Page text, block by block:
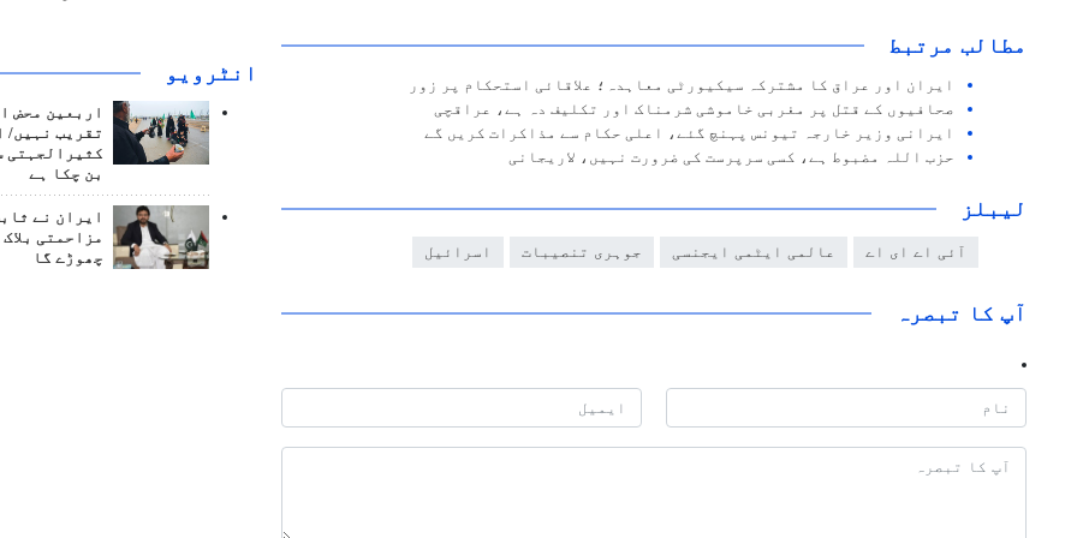
مطالب مرتبط
ایران اور عراق کا مشترکہ سیکیورٹی معاہدہ؛ علاقائی استحکام پر زور
صحافیوں کے قتل پر مغربی خاموشی شرمناک اور تکلیف دہ ہے، عراقچی
ایرانی وزیر خارجہ تیونس پہنچ گئے، اعلی حکام سے مذاکرات کریں گے
حزب اللہ مضبوط ہے، کسی سرپرست کی ضرورت نہیں، لاریجانی
لیبلز
آئی اے ای اے عالمی ایٹمی ایجنسی جوہری تنصیبات اسرائیل
آپ کا تبصرہ
انٹرويو
اربعین محض
تقریب نہیں/
کثیرالجہتی
بن چکا ہے
ایران نے
مزاحمتی
چھوڑے گا